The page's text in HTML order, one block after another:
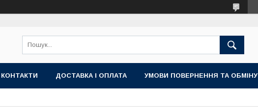
КОНТАКТИ ДОСТАВКА І ОПЛАТА УМОВИ ПОВЕРНЕННЯ ТА ОБМІНУ